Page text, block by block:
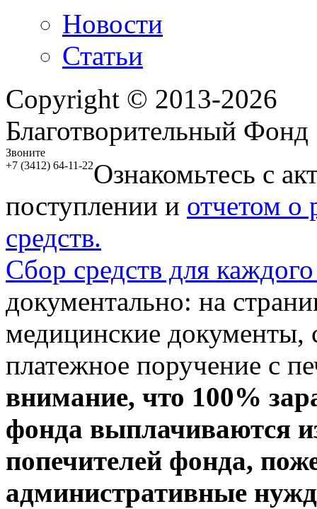
Новости
Статьи
Copyright © 2013-2026
Благотворительный
Звоните
+7 (3412) 64-11-22Ознакомьтесь с
поступлении и отчетом о
средств.
Сбор средств для
документально: на
медицинские документы,
платежное поручение с
внимание, что 100%
фонда выплачиваются
попечителей фонда,
административные